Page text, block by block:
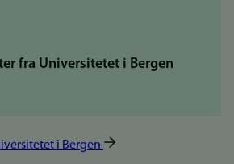
fra Universitetet i Bergen
i Bergen